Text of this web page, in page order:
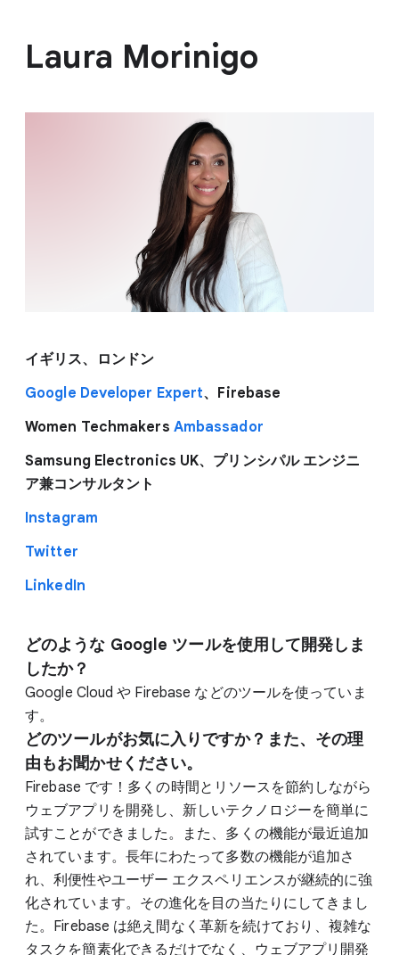
Laura Morinigo
イギリス、ロンドン
Google Developer Expert、Firebase
Women Techmakers Ambassador
Samsung Electronics UK、プリンシパル エンジニ
ア兼コンサルタント
Instagram
Twitter
LinkedIn
どのような Google ツールを使用して開発しま
したか？
Google Cloud や Firebase などのツールを使っていま
す。
どのツールがお気に入りですか？また、その理
由もお聞かせください。
Firebase です！多くの時間とリソースを節約しながら
ウェブアプリを開発し、新しいテクノロジーを簡単に
試すことができました。また、多くの機能が最近追加
されています。長年にわたって多数の機能が追加さ
れ、利便性やユーザー エクスペリエンスが継続的に強
化されています。その進化を目の当たりにしてきまし
た。Firebase は絶え間なく革新を続けており、複雑な
タスクを簡素化できるだけでなく、ウェブアプリ開発